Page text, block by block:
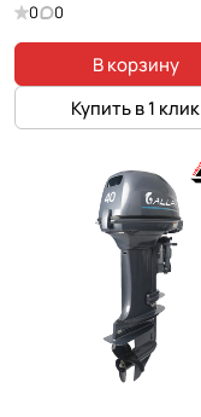
0 0
В корзину
Купить в 1 клик